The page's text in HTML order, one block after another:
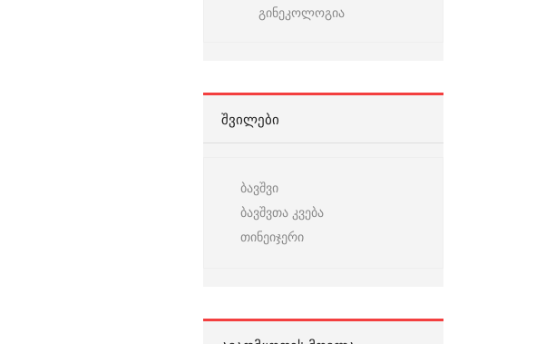
გინეკოლოგია
ᲨᲕᲘᲚᲔᲑᲘ
ბავშვი
ბავშვთა კვება
თინეიჯერი